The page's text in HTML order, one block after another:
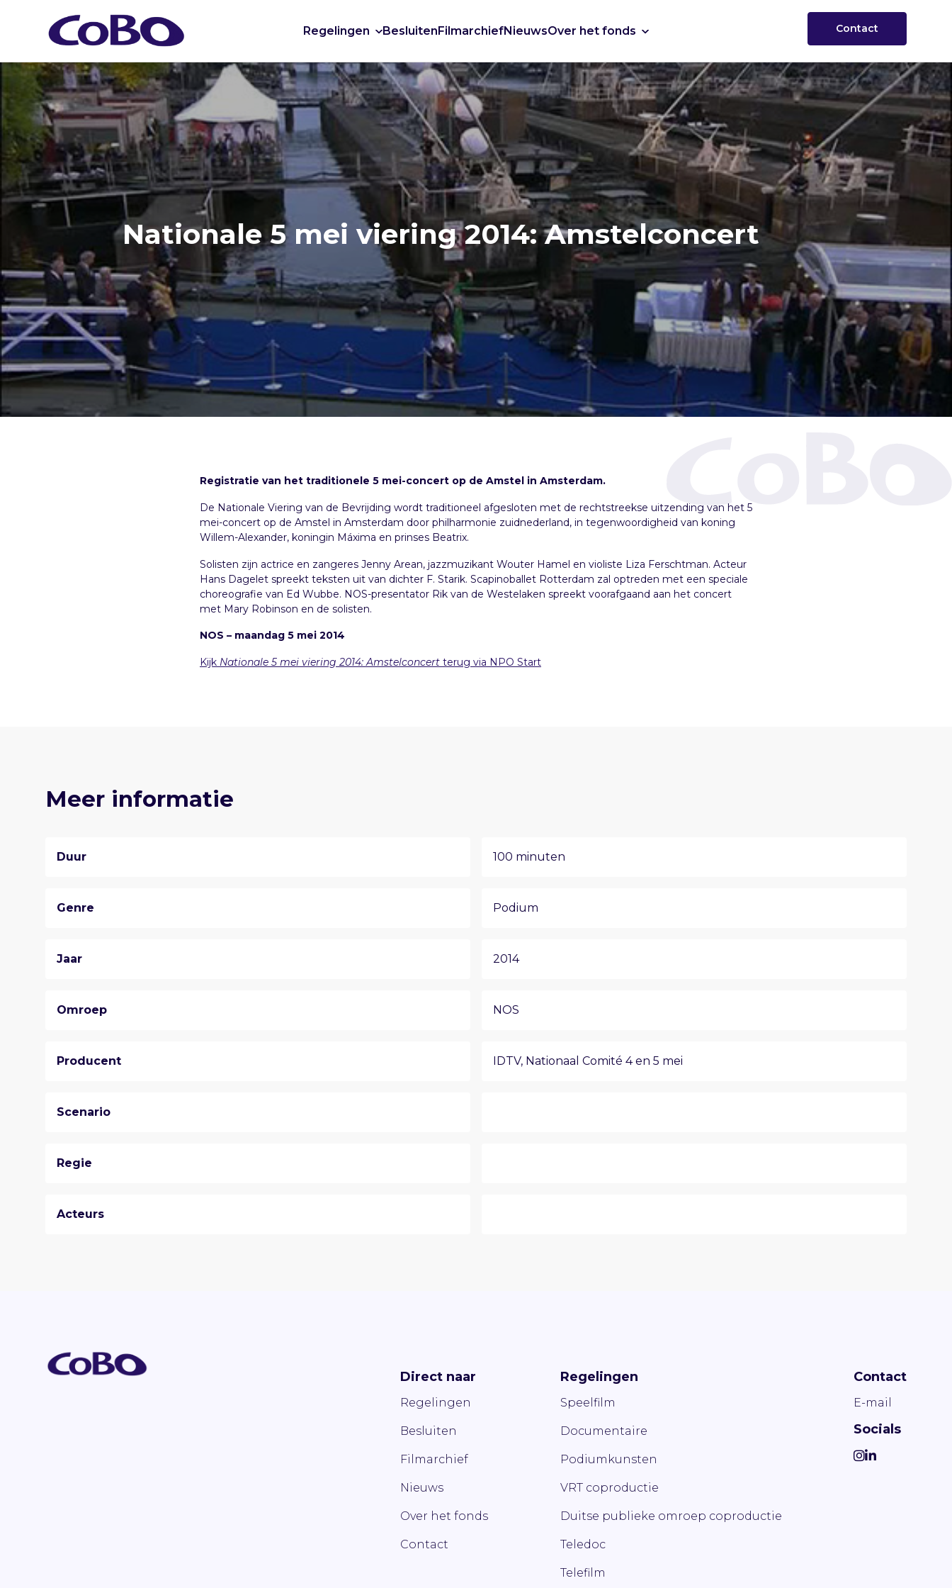
Regelingen BesluitenFilmarchiefNieuwsOver het fonds Contact
Nationale 5 mei viering 2014: Amstelconcert
Registratie van het traditionele 5 mei-concert op de Amstel in Amsterdam.
De Nationale Viering van de Bevrijding wordt traditioneel afgesloten met de rechtstreekse uitzending van het 5
mei-concert op de Amstel in Amsterdam door philharmonie zuidnederland, in tegenwoordigheid van koning
Willem-Alexander, koningin Máxima en prinses Beatrix.
Solisten zijn actrice en zangeres Jenny Arean, jazzmuzikant Wouter Hamel en violiste Liza Ferschtman. Acteur
Hans Dagelet spreekt teksten uit van dichter F. Starik. Scapinoballet Rotterdam zal optreden met een speciale
choreografie van Ed Wubbe. NOS-presentator Rik van de Westelaken spreekt voorafgaand aan het concert
met Mary Robinson en de solisten.
NOS – maandag 5 mei 2014
Kijk Nationale 5 mei viering 2014: Amstelconcert terug via NPO Start
Meer informatie
Duur 100 minuten
Genre Podium
Jaar 2014
Omroep NOS
Producent IDTV, Nationaal Comité 4 en 5 mei
Scenario
Regie
Acteurs
Direct naar
Regelingen
Besluiten
Filmarchief
Nieuws
Over het fonds
Contact
Regelingen
Speelfilm
Documentaire
Podiumkunsten
VRT coproductie
Duitse publieke omroep coproductie
Teledoc
Telefilm
Contact
E-mail
Socials